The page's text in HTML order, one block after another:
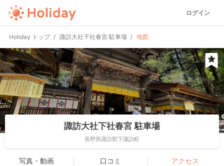
ログイン
Holiday トップ 諏訪大社下社春宮 駐車場 地図
諏訪大社下社春宮 駐車場
長野県諏訪郡下諏訪町
写真・動画 口コミ アクセス